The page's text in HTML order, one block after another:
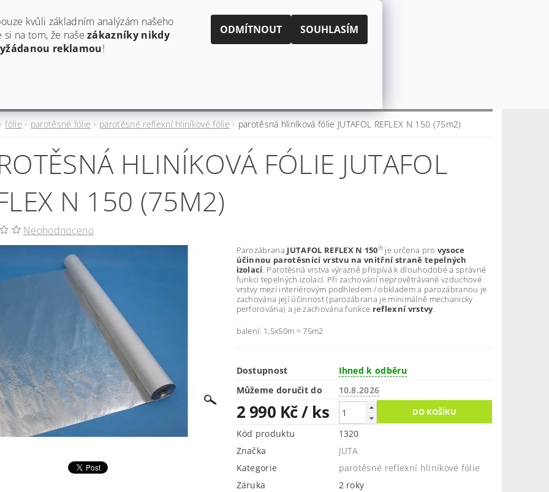
606624953 obchod@estaf.cz
fólie parotěsné fólie parotěsné reflexní hliníkové fólie parotěsná hliníková fólie JUTAFOL REFLEX N 150 (75m2)
HLINÍKOVÁ FÓLIE JUTAFOL
N 150 (75M2)
Neohodnoceno
Parozábrana JUTAFOL REFLEX N 150® je určena pro vysoce
účinnou parotěsnící vrstvu na vnitřní straně tepelných
izolací. Parotěsná vrstva výrazně přispívá k dlouhodobé a správné
funkci tepelných izolací. Při zachování neprovětrávané vzduchové
vrstvy mezi interiérovým podhledem / obkladem a parozábranou je
zachována její účinnost (parozábrana je minimálně mechanicky
perforována) a je zachována funkce reflexní vrstvy.
balení: 1,5x50m = 75m2
Dostupnost
Ihned k odběru
Můžeme doručit do
10.8.2026
2 990 Kč/ ks
Kód produktu
1320
Značka
JUTA
Kategorie
parotěsné reflexní hliníkové fólie
Záruka
2 roky
kvůli základním analýzám našeho
si na tom, že našezákazníky nikdy
reklamou!
ODMÍTNOUT SOUHLASÍM